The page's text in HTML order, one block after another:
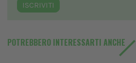
ISCRIVITI
POTREBBERO INTERESSARTI ANCHE